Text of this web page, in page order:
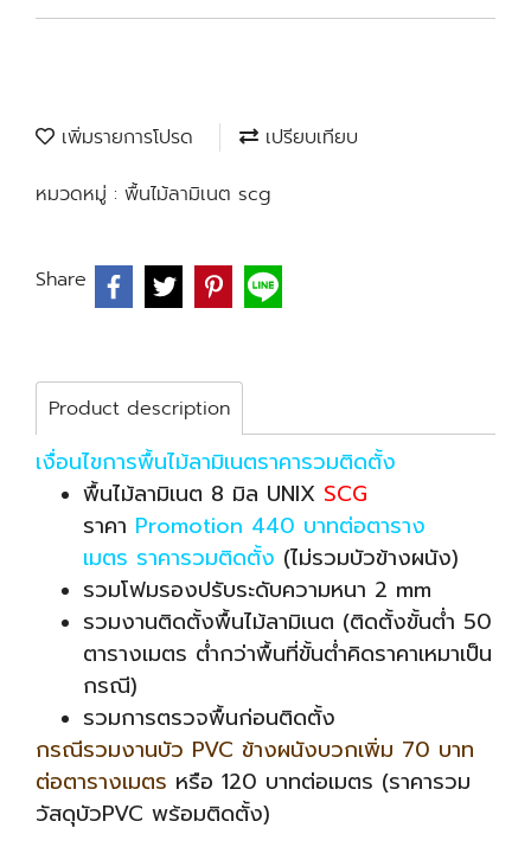
เพิ่มรายการโปรด
เปรียบเทียบ
หมวดหมู่ : พื้นไม้ลามิเนต scg
Share
Product description
เงื่อนไขการพื้นไม้ลามิเนตราคารวมติดตั้ง
พื้นไม้ลามิเนต 8 มิล UNIX SCG
ราคา Promotion 440 บาทต่อตาราง
เมตร ราคารวมติดตั้ง (ไม่รวมบัวข้างผนัง)
รวมโฟมรองปรับระดับความหนา 2 mm
รวมงานติดตั้งพื้นไม้ลามิเนต (ติดตั้งขั้นต่ำ 50
ตารางเมตร ต่ำกว่าพื้นที่ขั้นต่ำคิดราคาเหมาเป็น
กรณี)
รวมการตรวจพื้นก่อนติดตั้ง
กรณีรวมงานบัว PVC ข้างผนังบวกเพิ่ม 70 บาท
ต่อตารางเมตร หรือ 120 บาทต่อเมตร (ราคารวม
วัสดุบัวPVC พร้อมติดตั้ง)